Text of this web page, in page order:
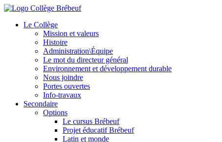
Le Collège
Mission et valeurs
Histoire
Administration\Équipe
Le mot du directeur général
Environnement et développement durable
Nous joindre
Portes ouvertes
Info-travaux
Secondaire
Options
Le cursus Brébeuf
Projet éducatif Brébeuf
Latin et monde